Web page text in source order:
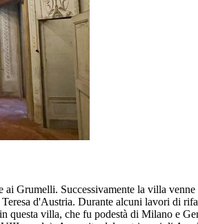
Grumelli. Successivamente la villa
d'Austria. Durante alcuni lavori di
villa, che fu podestà di Milano e